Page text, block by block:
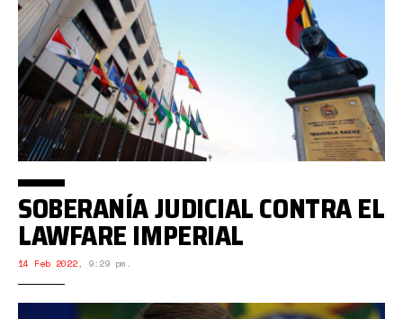
SOBERANÍA JUDICIAL CONTRA EL
LAWFARE IMPERIAL
14 Feb 2022, 9:29 pm.